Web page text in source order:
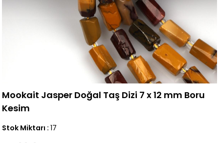
Mookait Jasper Doğal Taş Dizi 7 x 12 mm Boru
Kesim
Stok Miktarı : 17